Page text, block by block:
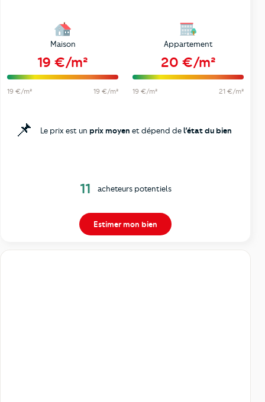
Maison
19 €/m²
19 €/m² 19 €/m²
Appartement
20 €/m²
19 €/m² 21 €/m²
📌 Le prix est un prix moyen et dépend del’état du bien
11 acheteurs potentiels
Estimer mon bien